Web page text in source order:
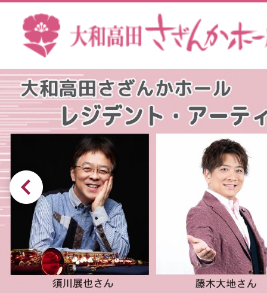
本文へ
奈
良
県
大
和
高
1
枚
目
の
ス
ラ
イ
ド
前のスライドを表示